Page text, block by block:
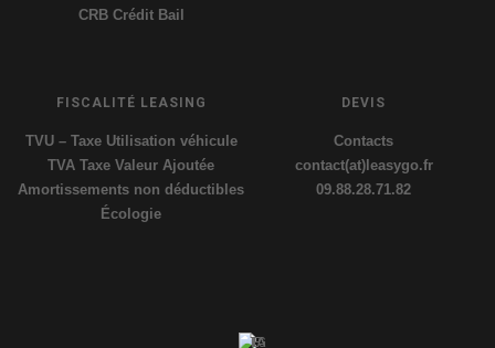
CRB Crédit Bail
FISCALITÉ LEASING
TVU – Taxe Utilisation véhicule
TVA Taxe Valeur Ajoutée
Amortissements non déductibles
Écologie
DEVIS
Contacts
contact(at)leasygo.fr
09.88.28.71.82